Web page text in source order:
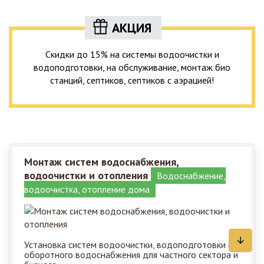
АКЦИЯ
Скидки до 15% на системы водоочистки и
водоподготовки, на обслуживание, монтаж био
станций, септиков, септиков с аэрацией!
Монтаж систем водоснабжения,
водоочистки и отопления
Водоснабжение,
водоочистка, отопление дома
Установка систем водоочистки, водоподготовки и
оборотного водоснабжения для частного сектора и